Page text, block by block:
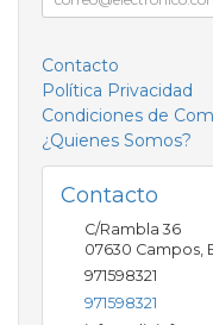
Contacto
Política Privacidad
Condiciones de
¿Quienes Somos?
Contacto
C/Rambla 36
07630 Campos
971598321
971598321